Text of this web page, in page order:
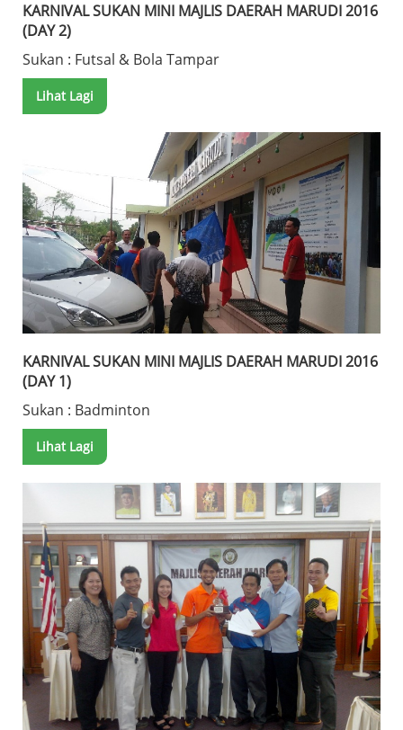
KARNIVAL SUKAN MINI MAJLIS DAERAH MARUDI 2016
(DAY 2)
Sukan : Futsal & Bola Tampar
Lihat Lagi
KARNIVAL SUKAN MINI MAJLIS DAERAH MARUDI 2016
(DAY 1)
Sukan : Badminton
Lihat Lagi